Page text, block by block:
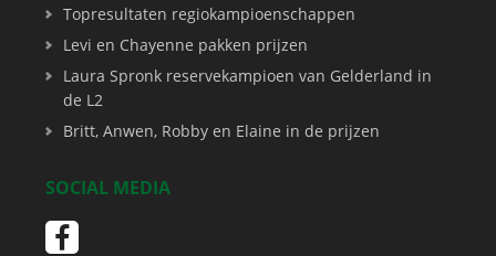
Topresultaten regiokampioenschappen
Levi en Chayenne pakken prijzen
Laura Spronk reservekampioen van Gelderland in
de L2
Britt, Anwen, Robby en Elaine in de prijzen
SOCIAL MEDIA